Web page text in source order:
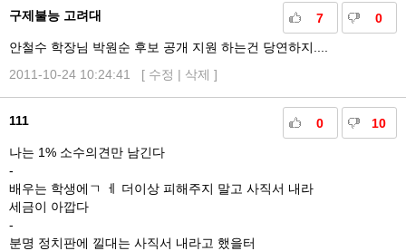
7 0
구제불능 고려대
안철수 학장님 박원순 후보 공개 지원 하는건 당연하지....
2011-10-24 10:24:41 [ 수정 | 삭제 ]
0 10
111
나는 1% 소수의견만 남긴다
-
배우는 학생에ㄱ ㅔ 더이상 피해주지 말고 사직서 내라
세금이 아깝다
-
분명 정치판에 낄대는 사직서 내라고 했을터